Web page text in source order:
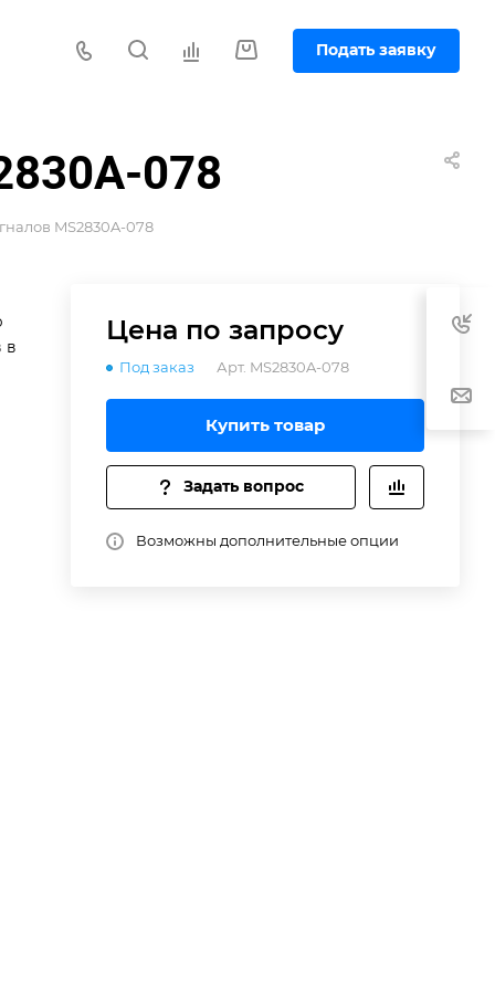
Подать заявку
078
MS2830A-078
Цена по запросу
Под заказ Арт. MS2830A-078
Купить товар
Задать вопрос
Возможны дополнительные опции
в